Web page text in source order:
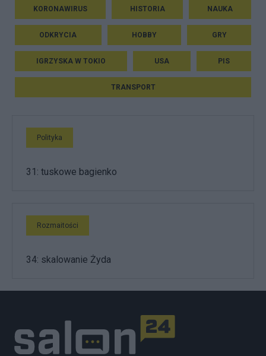
KORONAWIRUS HISTORIA NAUKA
ODKRYCIA HOBBY GRY
IGRZYSKA W TOKIO USA PIS
TRANSPORT
Polityka
31: tuskowe bagienko
Rozmaitości
34: skalowanie Żyda